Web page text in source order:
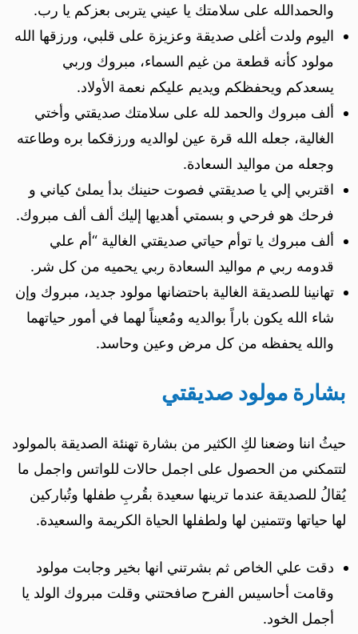
والحمدالله على سلامتك يا عيني يتربى بعزكم يا رب.
اليوم ولدت أغلى صديقة وعزيزة على قلبي، ورزقها الله
مولود كأنه قطعة من غيم السماء، مبروك وربي
يسعدكم ويحفظكم ويديم عليكم نعمة الأولاد.
ألف مبروك والحمد لله على سلامتك صديقتي وأختي
الغالية، جعله الله قرة عين لوالديه ورزقكما بره وطاعته
وجعله من مواليد السعادة.
اقتربي إلي يا صديقتي فصوت حنينك بدأ يملئ كياني و
فرحك هو فرحي و بسمتي أهديها إليك ألف ألف مبروك.
ألف مبروك يا توأم حياتي صديقتي الغالية “أم علي
قدومه ربي م مواليد السعادة ربي يحميه من كل شر.
تهانينا للصديقة الغالية باحتضانها مولود جديد، مبروك وإن
شاء الله يكون باراً بوالديه ومُعيناً لهما في أمور حياتهما
والله يحفظه من كل مرض وعين وحاسد.
بشارة مولود صديقتي
حيثُ اننا وضعنا لكِ الكثير من بشارة تهنئة الصديقة بالمولود
لتتمكني من الحصول على اجمل حالات للواتس واجمل ما
يُقالُ للصديقة عندما ترينها سعيدة بقُربِ طفلها وتُباركين
لها حياتها وتتمنين لها ولطفلها الحياة الكريمة والسعيدة.
دقت علي الخاص ثم بشرتني انها بخير وجابت مولود
وقامت أحاسيس الفرح صافحتني وقلت مبروك الولد يا
أجمل الخود.